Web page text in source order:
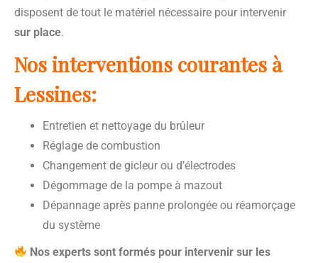
disposent de tout le matériel nécessaire pour intervenir
sur place.
Nos interventions courantes à
Lessines:
Entretien et nettoyage du brûleur
Réglage de combustion
Changement de gicleur ou d’électrodes
Dégommage de la pompe à mazout
Dépannage après panne prolongée ou réamorçage
du système
Nos experts sont formés pour intervenir sur les